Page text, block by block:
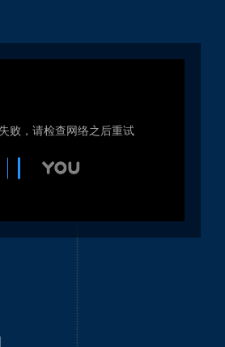
院：滨海湾幻彩生
辉
院：菲尔德南水秀
灯光艺术节